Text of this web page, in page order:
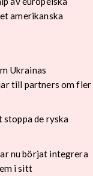
amerikanska
Ukrainas
till partners om fler
de ryska
nu börjat integrera
i sitt